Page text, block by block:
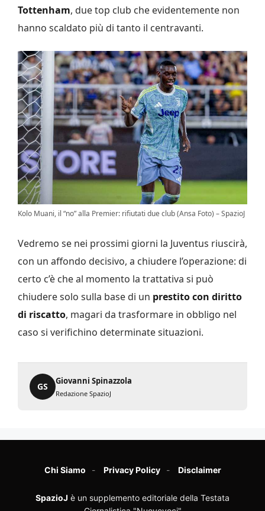
Tottenham, due top club che evidentemente non
hanno scaldato più di tanto il centravanti.
Kolo Muani, il “no” alla Premier: rifiutati due club (Ansa Foto) – SpazioJ
Vedremo se nei prossimi giorni la Juventus riuscirà,
con un affondo decisivo, a chiudere l’operazione: di
certo c’è che al momento la trattativa si può
chiudere solo sulla base di un prestito con diritto
di riscatto, magari da trasformare in obbligo nel
caso si verifichino determinate situazioni.
GS
Giovanni Spinazzola
Redazione SpazioJ
Chi Siamo Privacy Policy Disclaimer
SpazioJ è un supplemento editoriale della Testata